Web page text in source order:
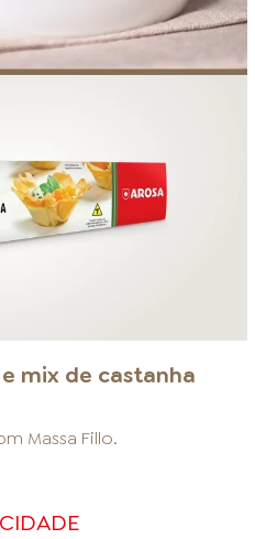
mix de castanha
Massa Fillo.